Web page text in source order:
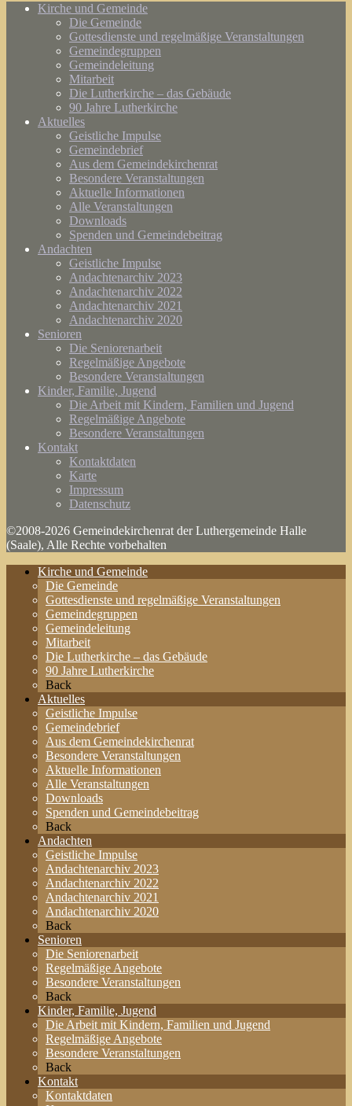
Kirche und Gemeinde
Die Gemeinde
Gottesdienste und regelmäßige Veranstaltungen
Gemeindegruppen
Gemeindeleitung
Mitarbeit
Die Lutherkirche – das Gebäude
90 Jahre Lutherkirche
Aktuelles
Geistliche Impulse
Gemeindebrief
Aus dem Gemeindekirchenrat
Besondere Veranstaltungen
Aktuelle Informationen
Alle Veranstaltungen
Downloads
Spenden und Gemeindebeitrag
Andachten
Geistliche Impulse
Andachtenarchiv 2023
Andachtenarchiv 2022
Andachtenarchiv 2021
Andachtenarchiv 2020
Senioren
Die Seniorenarbeit
Regelmäßige Angebote
Besondere Veranstaltungen
Kinder, Familie, Jugend
Die Arbeit mit Kindern, Familien und Jugend
Regelmäßige Angebote
Besondere Veranstaltungen
Kontakt
Kontaktdaten
Karte
Impressum
Datenschutz
©2008-2026 Gemeindekirchenrat der Luthergemeinde Halle
(Saale), Alle Rechte vorbehalten
Kirche und Gemeinde
Die Gemeinde
Gottesdienste und regelmäßige Veranstaltungen
Gemeindegruppen
Gemeindeleitung
Mitarbeit
Die Lutherkirche – das Gebäude
90 Jahre Lutherkirche
Back
Aktuelles
Geistliche Impulse
Gemeindebrief
Aus dem Gemeindekirchenrat
Besondere Veranstaltungen
Aktuelle Informationen
Alle Veranstaltungen
Downloads
Spenden und Gemeindebeitrag
Back
Andachten
Geistliche Impulse
Andachtenarchiv 2023
Andachtenarchiv 2022
Andachtenarchiv 2021
Andachtenarchiv 2020
Back
Senioren
Die Seniorenarbeit
Regelmäßige Angebote
Besondere Veranstaltungen
Back
Kinder, Familie, Jugend
Die Arbeit mit Kindern, Familien und Jugend
Regelmäßige Angebote
Besondere Veranstaltungen
Back
Kontakt
Kontaktdaten